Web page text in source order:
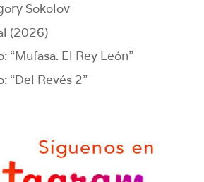
Sokolov
(2026)
“Mufasa. El Rey León”
“Del Revés 2”